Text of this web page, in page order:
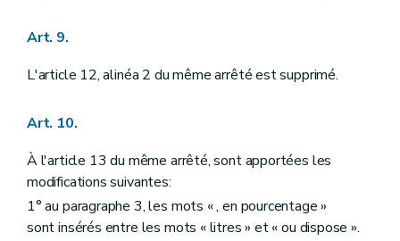
Art. 9.
L'article 12, alinéa 2 du même arrêté est supprimé.
Art. 10.
À l'article 13 du même arrêté, sont apportées les
modifications suivantes:
1° au paragraphe 3, les mots « , en pourcentage »
sont insérés entre les mots « litres » et « ou dispose ».